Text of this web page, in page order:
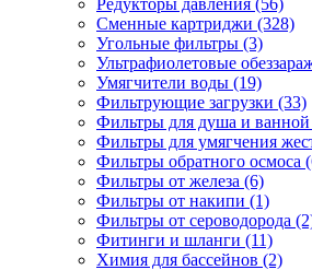
Редукторы давления (56)
Сменные картриджи (328)
Угольные фильтры (3)
Ультрафиолетовые
Умягчители воды (19)
Фильтрующие загрузки (33)
Фильтры для душа и
Фильтры для умягчения
Фильтры обратного осмоса
Фильтры от железа (6)
Фильтры от накипи (1)
Фильтры от сероводорода
Фитинги и шланги (11)
Химия для бассейнов (2)